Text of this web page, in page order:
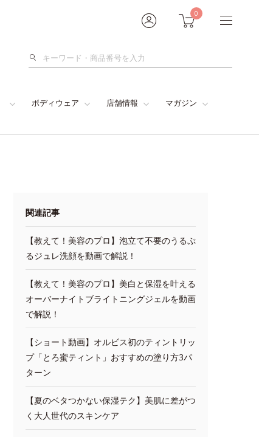
0
検
ボディウェア 店舗情報 マガジン
関連記事
【教えて！美容のプロ】泡立て不要のうるぷ
るジュレ洗顔を動画で解説！
【教えて！美容のプロ】美白と保湿を叶える
オーバーナイトブライトニングジェルを動画
で解説！
【ショート動画】オルビス初のティントリッ
プ「とろ蜜ティント」おすすめの塗り方3パ
ターン
【夏のベタつかない保湿テク】美肌に差がつ
く大人世代のスキンケア